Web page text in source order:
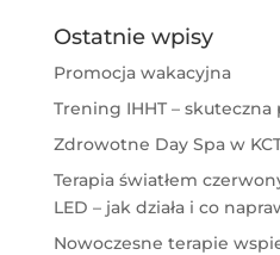
Ostatnie wpisy
Promocja wakacyjna
Trening IHHT –
Zdrowotne Day Spa w
Terapia światłem
LED – jak działa i co
Nowoczesne terapie